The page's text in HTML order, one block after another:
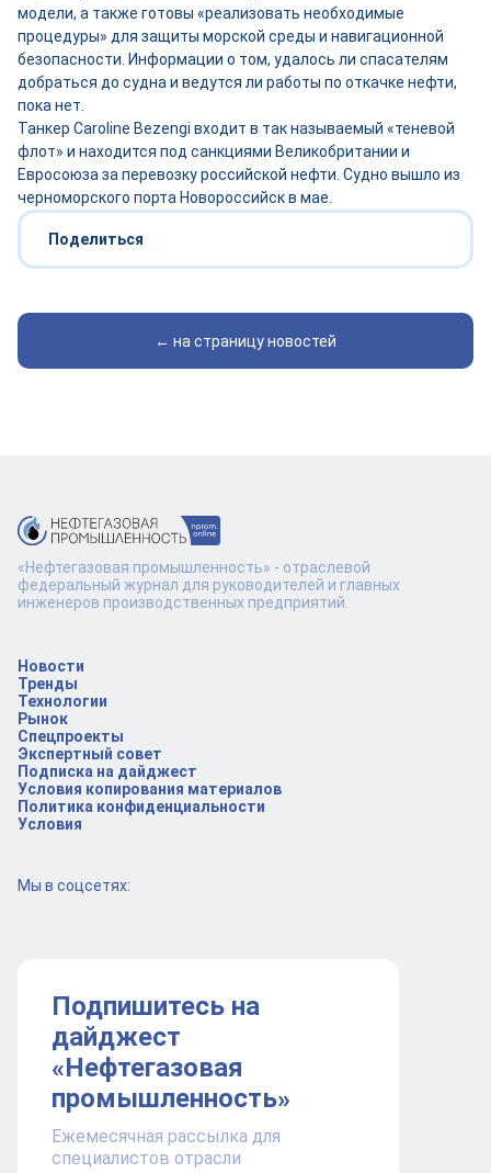
модели, а также готовы «реализовать необходимые
процедуры» для защиты морской среды и навигационной
безопасности. Информации о том, удалось ли спасателям
добраться до судна и ведутся ли работы по откачке нефти,
пока нет.
Танкер Caroline Bezengi входит в так называемый «теневой
флот» и находится под санкциями Великобритании и
Евросоюза за перевозку российской нефти. Судно вышло из
черноморского порта Новороссийск в мае.
Поделиться
← на страницу новостей
Новости
Тренды
Технологии
Рынок
Спецпроекты
Экспертный совет
Подписка на дайджест
Условия копирования материалов
Политика конфиденциальности
Условия
Мы в соцсетях:
Подпишитесь на
дайджест
«Нефтегазовая
промышленность»
Ежемесячная рассылка для
специалистов отрасли
«Нефтегазовая промышленность» - отраслевой
федеральный журнал для руководителей и главных
инженеров производственных предприятий.